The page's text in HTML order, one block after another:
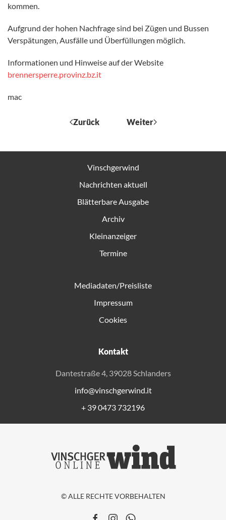
kommen.
Aufgrund der hohen Nachfrage sind bei Zügen und Bussen
Verspätungen, Ausfälle und Überfüllungen möglich.
Informationen und Hinweise auf der Website
brennersperre.provinz.bz.it
mac
Zurück Weiter
Vinschgerwind
Nachrichten aktuell
Blätterbare Ausgabe
Archiv
Kleinanzeiger
Termine
Mediadaten/Preisliste
Impressum
Cookies
Kontakt
Dantestraße 4, 39028 Schlanders
info@vinschgerwind.it
+ 39 0473 732196
© ALLE RECHTE VORBEHALTEN